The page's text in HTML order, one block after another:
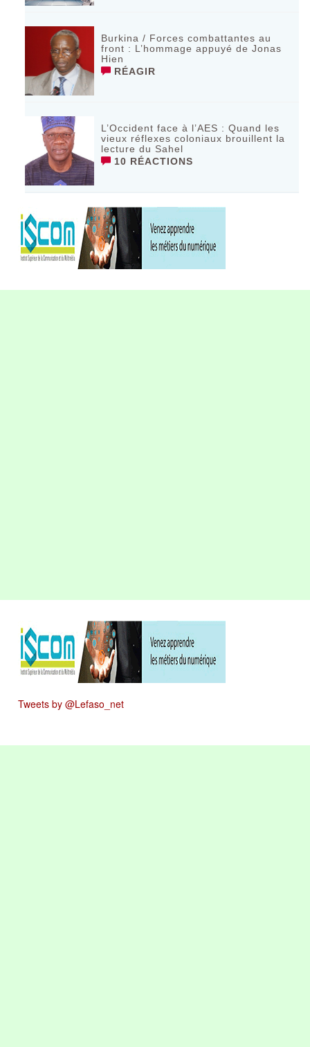
Burkina / Forces combattantes au
front : L’hommage appuyé de Jonas
Hien
RÉAGIR
L’Occident face à l’AES : Quand les
vieux réflexes coloniaux brouillent la
lecture du Sahel
10 RÉACTIONS
Tweets by @Lefaso_net